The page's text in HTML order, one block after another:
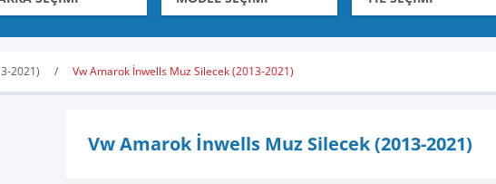
2021) Vw Amarok İnwells Muz Silecek (2013-2021)
Vw Amarok İnwells Muz Silecek (2013-2021)